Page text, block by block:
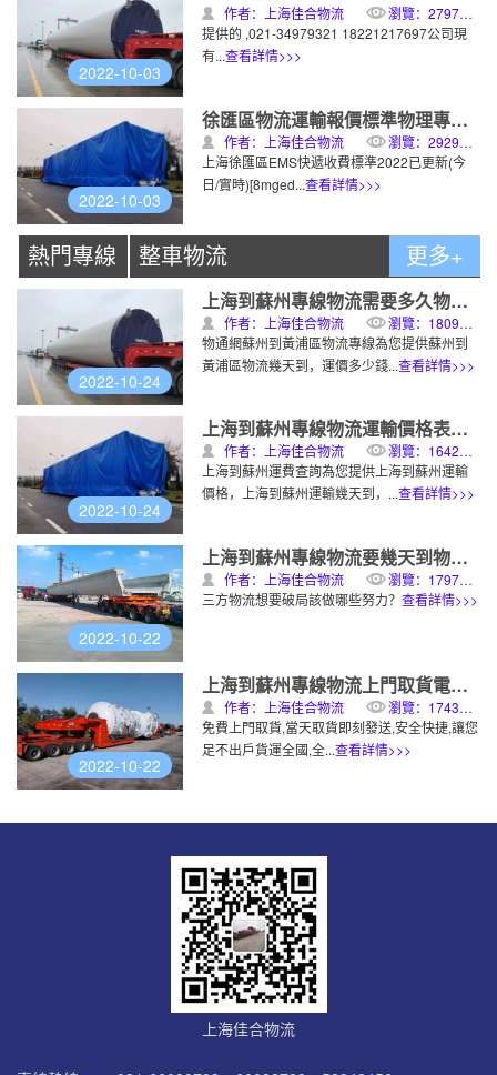
2022-10-03
作者：上海佳合物流
瀏覽：2797次
提供的 ,021-34979321 18221217697公司現
有...查看詳情>>>
2022-10-03
徐匯區物流運輸報價標準物理專線運輸
作者：上海佳合物流
瀏覽：2929次
上海徐匯區EMS快遞收費標準2022已更新(今
日/實時)[8mged...查看詳情>>>
熱門專線 整車物流 更多+
2022-10-24
上海到蘇州專線物流需要多久物理專線運輸
作者：上海佳合物流
瀏覽：1809次
物通網蘇州到黃浦區物流專線為您提供蘇州到
黃浦區物流幾天到，運價多少錢...查看詳情>>>
2022-10-24
上海到蘇州專線物流運輸價格表物理專線運輸
作者：上海佳合物流
瀏覽：1642次
上海到蘇州運費查詢為您提供上海到蘇州運輸
價格，上海到蘇州運輸幾天到，...查看詳情>>>
2022-10-22
上海到蘇州專線物流要幾天到物理專線運輸
作者：上海佳合物流
瀏覽：1797次
三方物流想要破局該做哪些努力？查看詳情>>>
2022-10-22
上海到蘇州專線物流上門取貨電話物理專線運輸
作者：上海佳合物流
瀏覽：1743次
免費上門取貨,當天取貨即刻發送,安全快捷,讓您
足不出戶貨運全國,全...查看詳情>>>
上海佳合物流